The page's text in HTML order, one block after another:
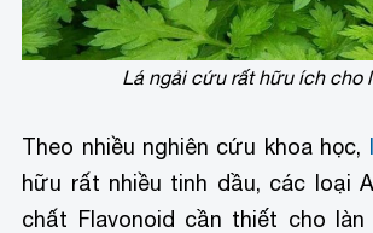
Lá ngải cứu rất hữu ích cho
Theo nhiều nghiên cứu khoa học,
hữu rất nhiều tinh dầu, các loại
chất Flavonoid cần thiết cho